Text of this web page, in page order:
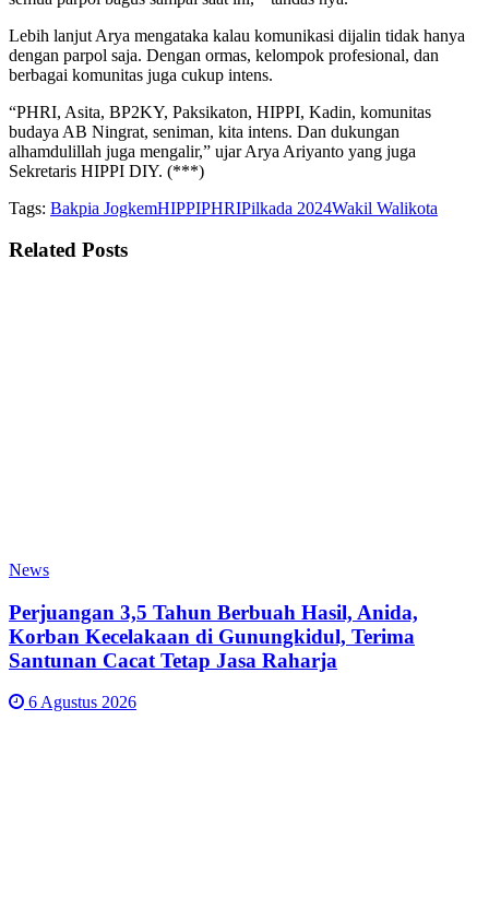
Lebih lanjut Arya mengataka kalau komunikasi dijalin tidak hanya
dengan parpol saja. Dengan ormas, kelompok profesional, dan
berbagai komunitas juga cukup intens.
“PHRI, Asita, BP2KY, Paksikaton, HIPPI, Kadin, komunitas
budaya AB Ningrat, seniman, kita intens. Dan dukungan
alhamdulillah juga mengalir,” ujar Arya Ariyanto yang juga
Sekretaris HIPPI DIY. (***)
Tags: Bakpia JogkemHIPPIPHRIPilkada 2024Wakil Walikota
Related Posts
News
Perjuangan 3,5 Tahun Berbuah Hasil, Anida,
Korban Kecelakaan di Gunungkidul, Terima
Santunan Cacat Tetap Jasa Raharja
6 Agustus 2026